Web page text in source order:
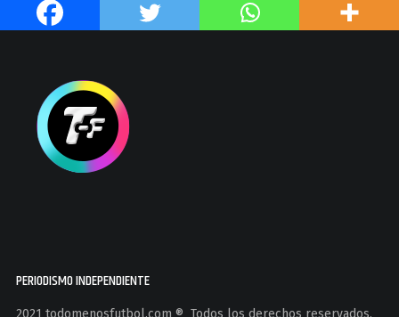
PERIODISMO INDEPENDIENTE
2021 todomenosfutbol.com ®️ Todos los derechos reservados.